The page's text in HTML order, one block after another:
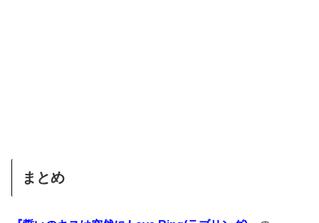
まとめ